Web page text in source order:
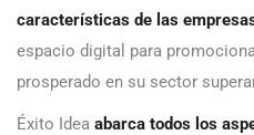
características de las
espacio digital para
prosperado en su sector
Éxito Idea abarca todos los